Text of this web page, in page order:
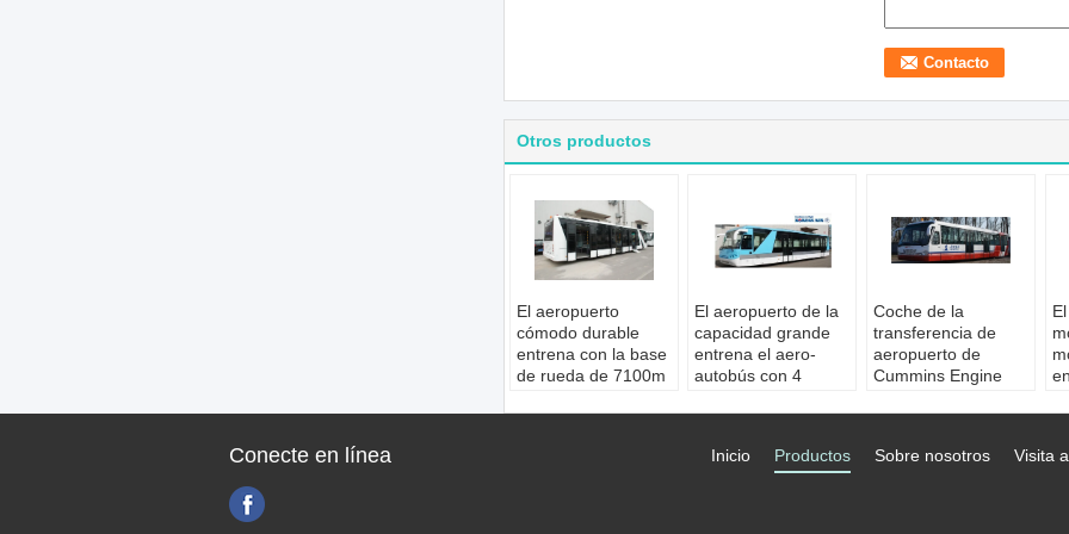
Otros productos
El aeropuerto
cómodo durable
entrena con la base
de rueda de 7100m
Asientos de
El aeropuerto de la
capacidad grande
entrena el aero-
autobús con 4
dobles neumáticas
pasajero estándar:
Coche de la
transferencia de
aeropuerto de
Cummins Engine
aleación con los
Aplicación:Equipo
Conecte en línea Visita
Sobre nosotros
Productos
Inicio